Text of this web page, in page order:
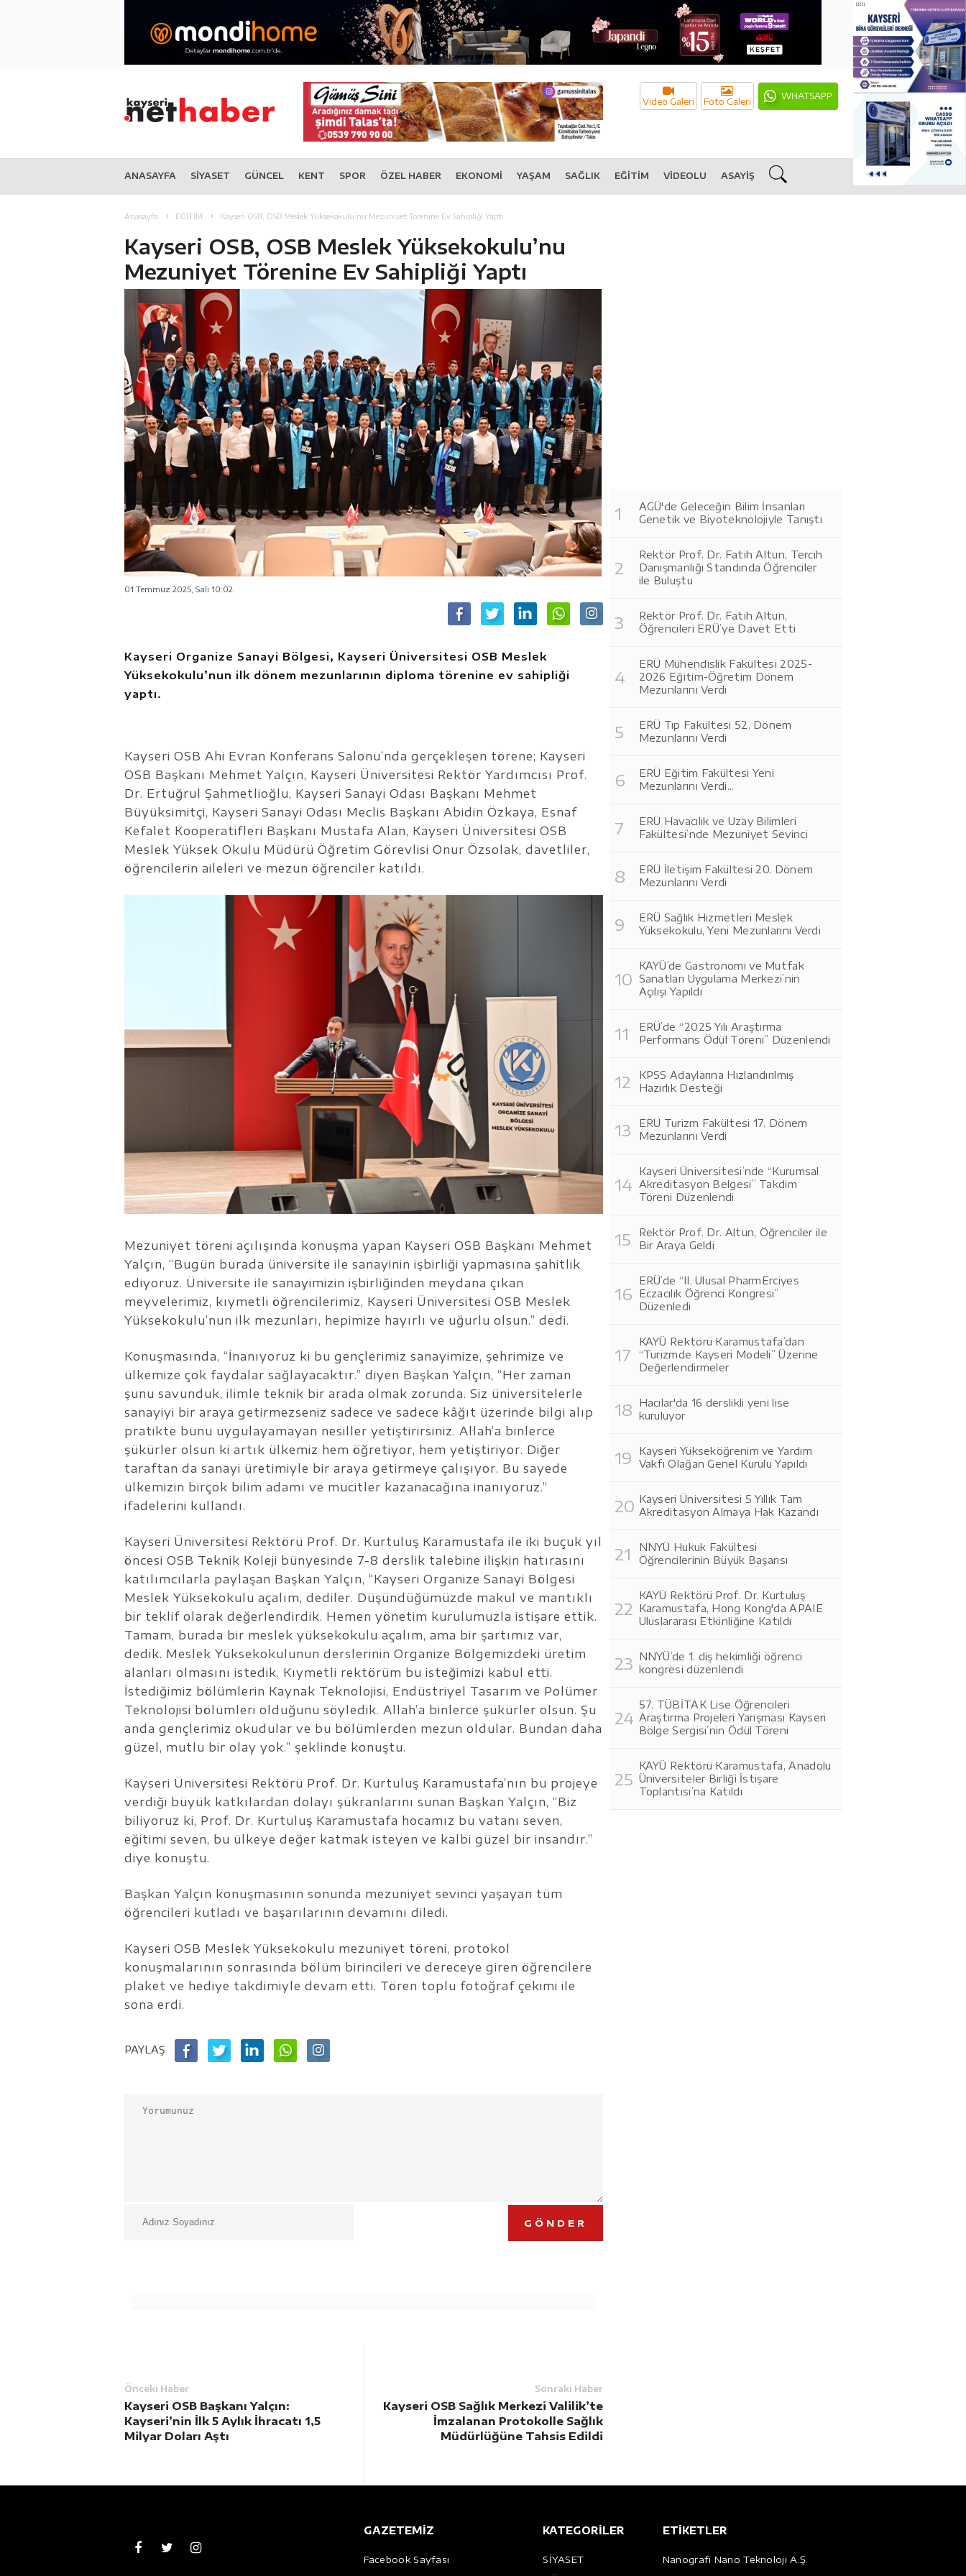
WHATSAPP
Foto Galeri
Video Galeri
ANASAYFA SİYASET GÜNCEL KENT SPOR ÖZEL HABER EKONOMİ YAŞAM SAĞLIK EĞİTİM VİDEOLU ASAYİŞ
Anasayfa EĞİTİM Kayseri OSB, OSB Meslek Yüksekokulu’nu Mezuniyet Törenine Ev Sahipliği Yaptı
Kayseri OSB, OSB Meslek Yüksekokulu’nu
Mezuniyet Törenine Ev Sahipliği Yaptı
01 Temmuz 2025, Salı 10:02
Kayseri Organize Sanayi Bölgesi, Kayseri Üniversitesi OSB Meslek
Yüksekokulu’nun ilk dönem mezunlarının diploma törenine ev sahipliği
yaptı.
Kayseri OSB Ahi Evran Konferans Salonu’nda gerçekleşen törene; Kayseri
OSB Başkanı Mehmet Yalçın, Kayseri Üniversitesi Rektör Yardımcısı Prof.
Dr. Ertuğrul Şahmetlioğlu, Kayseri Sanayi Odası Başkanı Mehmet
Büyüksimitçi, Kayseri Sanayi Odası Meclis Başkanı Abidin Özkaya, Esnaf
Kefalet Kooperatifleri Başkanı Mustafa Alan, Kayseri Üniversitesi OSB
Meslek Yüksek Okulu Müdürü Öğretim Görevlisi Onur Özsolak, davetliler,
öğrencilerin aileleri ve mezun öğrenciler katıldı.
Mezuniyet töreni açılışında konuşma yapan Kayseri OSB Başkanı Mehmet
Yalçın, “Bugün burada üniversite ile sanayinin işbirliği yapmasına şahitlik
ediyoruz. Üniversite ile sanayimizin işbirliğinden meydana çıkan
meyvelerimiz, kıymetli öğrencilerimiz, Kayseri Üniversitesi OSB Meslek
Yüksekokulu’nun ilk mezunları, hepimize hayırlı ve uğurlu olsun.” dedi.
Konuşmasında, “İnanıyoruz ki bu gençlerimiz sanayimize, şehrimize ve
ülkemize çok faydalar sağlayacaktır.” diyen Başkan Yalçın, “Her zaman
şunu savunduk, ilimle teknik bir arada olmak zorunda. Siz üniversitelerle
sanayiyi bir araya getirmezseniz sadece ve sadece kâğıt üzerinde bilgi alıp
pratikte bunu uygulayamayan nesiller yetiştirirsiniz. Allah’a binlerce
şükürler olsun ki artık ülkemiz hem öğretiyor, hem yetiştiriyor. Diğer
taraftan da sanayi üretimiyle bir araya getirmeye çalışıyor. Bu sayede
ülkemizin birçok bilim adamı ve mucitler kazanacağına inanıyoruz.”
ifadelerini kullandı.
Kayseri Üniversitesi Rektörü Prof. Dr. Kurtuluş Karamustafa ile iki buçuk yıl
öncesi OSB Teknik Koleji bünyesinde 7-8 derslik talebine ilişkin hatırasını
katılımcılarla paylaşan Başkan Yalçın, “Kayseri Organize Sanayi Bölgesi
Meslek Yüksekokulu açalım, dediler. Düşündüğümüzde makul ve mantıklı
bir teklif olarak değerlendirdik. Hemen yönetim kurulumuzla istişare ettik.
Tamam, burada bir meslek yüksekokulu açalım, ama bir şartımız var,
dedik. Meslek Yüksekokulunun derslerinin Organize Bölgemizdeki üretim
alanları olmasını istedik. Kıymetli rektörüm bu isteğimizi kabul etti.
İstediğimiz bölümlerin Kaynak Teknolojisi, Endüstriyel Tasarım ve Polümer
Teknolojisi bölümleri olduğunu söyledik. Allah’a binlerce şükürler olsun. Şu
anda gençlerimiz okudular ve bu bölümlerden mezun oldular. Bundan daha
güzel, mutlu bir olay yok.” şeklinde konuştu.
Kayseri Üniversitesi Rektörü Prof. Dr. Kurtuluş Karamustafa’nın bu projeye
verdiği büyük katkılardan dolayı şükranlarını sunan Başkan Yalçın, “Biz
biliyoruz ki, Prof. Dr. Kurtuluş Karamustafa hocamız bu vatanı seven,
eğitimi seven, bu ülkeye değer katmak isteyen ve kalbi güzel bir insandır.”
diye konuştu.
Başkan Yalçın konuşmasının sonunda mezuniyet sevinci yaşayan tüm
öğrencileri kutladı ve başarılarının devamını diledi.
Kayseri OSB Meslek Yüksekokulu mezuniyet töreni, protokol
konuşmalarının sonrasında bölüm birincileri ve dereceye giren öğrencilere
plaket ve hediye takdimiyle devam etti. Tören toplu fotoğraf çekimi ile
sona erdi.
PAYLAŞ
GÖNDER
Önceki Haber
Kayseri OSB Başkanı Yalçın:
Kayseri’nin İlk 5 Aylık İhracatı 1,5
Milyar Doları Aştı
Sonraki Haber
Kayseri OSB Sağlık Merkezi Valilik’te
İmzalanan Protokolle Sağlık
Müdürlüğüne Tahsis Edildi
AGÜ'de Geleceğin Bilim İnsanları
Genetik ve Biyoteknolojiyle Tanıştı
Rektör Prof. Dr. Fatih Altun, Tercih
Danışmanlığı Standında Öğrenciler
ile Buluştu
Rektör Prof. Dr. Fatih Altun,
Öğrencileri ERÜ’ye Davet Etti
ERÜ Mühendislik Fakültesi 2025-
2026 Eğitim-Öğretim Dönem
Mezunlarını Verdi
ERÜ Tıp Fakültesi 52. Dönem
Mezunlarını Verdi
ERÜ Eğitim Fakültesi Yeni
Mezunlarını Verdi...
ERÜ Havacılık ve Uzay Bilimleri
Fakültesi’nde Mezuniyet Sevinci
ERÜ İletişim Fakültesi 20. Dönem
Mezunlarını Verdi
ERÜ Sağlık Hizmetleri Meslek
Yüksekokulu, Yeni Mezunlarını Verdi
KAYÜ’de Gastronomi ve Mutfak
Sanatları Uygulama Merkezi’nin
Açılışı Yapıldı
ERÜ’de “2025 Yılı Araştırma
Performans Ödül Töreni” Düzenlendi
KPSS Adaylarına Hızlandırılmış
Hazırlık Desteği
ERÜ Turizm Fakültesi 17. Dönem
Mezunlarını Verdi
Kayseri Üniversitesi’nde “Kurumsal
Akreditasyon Belgesi” Takdim
Töreni Düzenlendi
Rektör Prof. Dr. Altun, Öğrenciler ile
Bir Araya Geldi
ERÜ’de “II. Ulusal PharmErciyes
Eczacılık Öğrenci Kongresi”
Düzenledi
KAYÜ Rektörü Karamustafa’dan
“Turizmde Kayseri Modeli” Üzerine
Değerlendirmeler
Hacılar'da 16 derslikli yeni lise
kuruluyor
Kayseri Yükseköğrenim ve Yardım
Vakfı Olağan Genel Kurulu Yapıldı
Kayseri Üniversitesi 5 Yıllık Tam
Akreditasyon Almaya Hak Kazandı
NNYÜ Hukuk Fakültesi
Öğrencilerinin Büyük Başarısı
KAYÜ Rektörü Prof. Dr. Kurtuluş
Karamustafa, Hong Kong'da APAIE
Uluslararası Etkinliğine Katıldı
NNYÜ’de 1. diş hekimliği öğrenci
kongresi düzenlendi
57. TÜBİTAK Lise Öğrencileri
Araştırma Projeleri Yarışması Kayseri
Bölge Sergisi’nin Ödül Töreni
KAYÜ Rektörü Karamustafa, Anadolu
Üniversiteler Birliği İstişare
Toplantısı’na Katıldı
GAZETEMİZ
Facebook Sayfası
KATEGORİLER
SİYASET
ETİKETLER
Nanografi Nano Teknoloji A.Ş.